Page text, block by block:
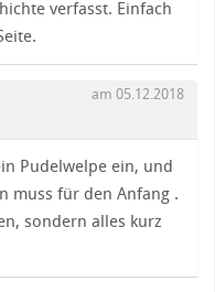
verfasst. Einfach
am 05.12.2018
Pudelwelpe ein, und
muss für den Anfang .
sondern alles kurz